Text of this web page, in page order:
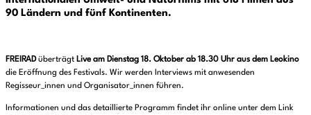
90 Ländern und fünf Kontinenten.
FREIRADüberträgt Live am Dienstag 18. Oktober ab 18.30 Uhr aus dem Leokino
die Eröffnung des Festivals. Wir werden Interviews mit anwesenden
Regisseur_innen und Organisator_innen führen.
Informationen und das detaillierte Programm findet ihr online unter dem Link